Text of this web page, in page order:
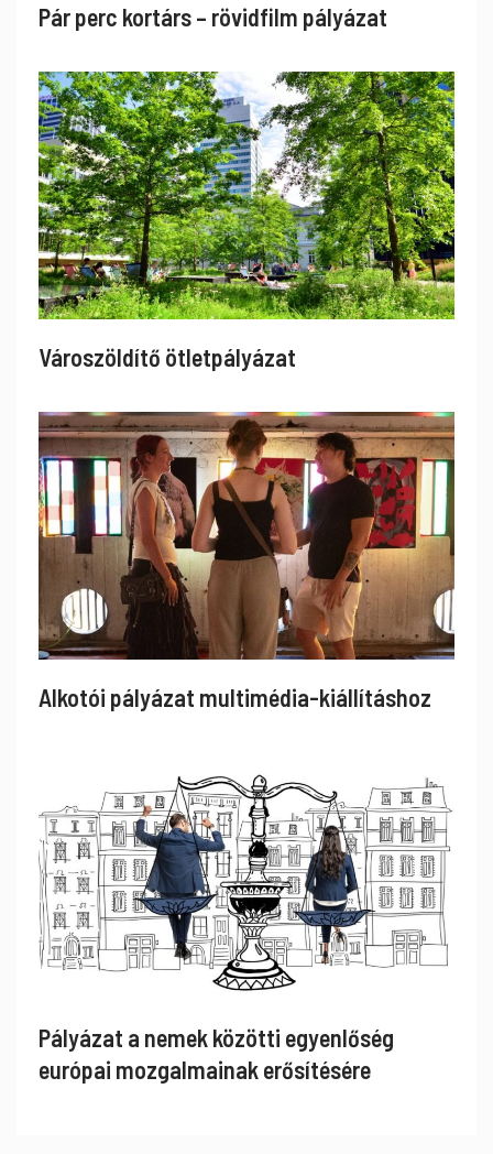
Pár perc kortárs – rövidfilm pályázat
Városzöldítő ötletpályázat
Alkotói pályázat multimédia-kiállításhoz
Pályázat a nemek közötti egyenlőség
európai mozgalmainak erősítésére